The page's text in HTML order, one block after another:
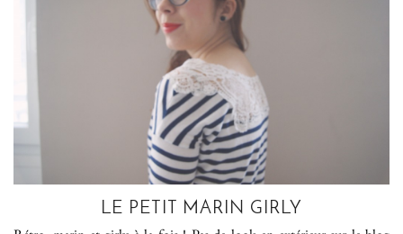
LE PETIT MARIN GIRLY